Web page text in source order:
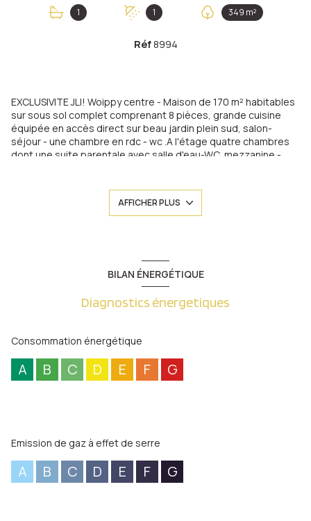
1 1 349 m²
Réf 8994
EXCLUSIVITE JLI! Woippy centre - Maison de 170 m² habitables
sur sous sol complet comprenant 8 pièces, grande cuisine
équipée en accès direct sur beau jardin plein sud, salon-
séjour - une chambre en rdc - wc .A l'étage quatre chambres
dont une suite parentale avec salle d'eau-WC, mezzanine -
parking.Aucun travaux à prévoir:
Maison entièrement restaurée et isolée (par l'exterieur)
Les informations sur les risques auxquels ce bien est exposé
Géorisques
AFFICHER PLUS
BILAN ÉNERGÉTIQUE
Diagnostics énergetiques
Consommation énergétique
A B C D E F G
Emission de gaz à effet de serre
A B C D E F G